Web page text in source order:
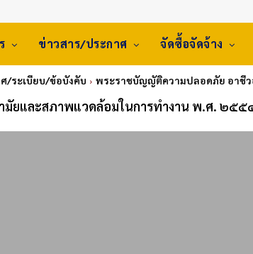
ข่าวสาร/ประกาศ จัดซื้อจัดจ้าง
ระเบียบ/ข้อบังคับ พระราชบัญญัติความปลอดภัย อาชี
ยและสภาพแวดล้อมในการทํางาน พ.ศ. ๒๕๕